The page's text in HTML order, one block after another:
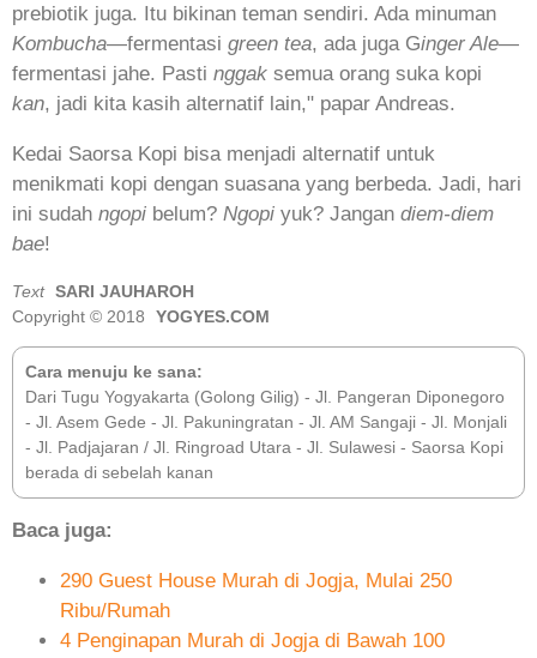
prebiotik juga. Itu bikinan teman sendiri. Ada minuman
Kombucha—fermentasi green tea, ada juga Ginger Ale—
fermentasi jahe. Pasti nggak semua orang suka kopi
kan, jadi kita kasih alternatif lain," papar Andreas.
Kedai Saorsa Kopi bisa menjadi alternatif untuk
menikmati kopi dengan suasana yang berbeda. Jadi, hari
ini sudah ngopi belum? Ngopi yuk? Jangan diem-diem
bae!
Text SARI JAUHAROH
Copyright © 2018
YOGYES.COM
Cara menuju ke sana:
Dari Tugu Yogyakarta (Golong Gilig) - Jl. Pangeran Diponegoro
- Jl. Asem Gede - Jl. Pakuningratan - Jl. AM Sangaji - Jl. Monjali
- Jl. Padjajaran / Jl. Ringroad Utara - Jl. Sulawesi - Saorsa Kopi
berada di sebelah kanan
Baca juga:
290 Guest House Murah di Jogja, Mulai 250
Ribu/Rumah
4 Penginapan Murah di Jogja di Bawah 100